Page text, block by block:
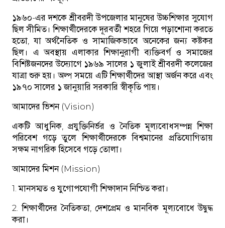
১৯৬০-এর দশকে শ্রীবরদী উপজেলার মানুষের উচ্চশিক্ষার সুযোগ
ছিল সীমিত। শিক্ষার্থীদেরকে দূরবর্তী শহরে গিয়ে পড়াশোনা করতে
হতো, যা অর্থনৈতিক ও সামাজিকভাবে অনেকের জন্য কষ্টকর
ছিল। এ অবস্থায় এলাকার শিক্ষানুরাগী ব্যক্তিবর্গ ও সমাজের
বিশিষ্টজনদের উদ্যোগে ১৯৬৯ সালের ১ জুলাই শ্রীবরদী কলেজের
যাত্রা শুরু হয়। অল্প সময়ে এটি শিক্ষার্থীদের আস্থা অর্জন করে এবং
১৯৭০ সালের ১ জানুয়ারি সরকারি স্বীকৃতি পায়।
আমাদের ভিশন (Vision)
একটি আধুনিক, প্রযুক্তিনির্ভর ও নৈতিক মূল্যবোধসম্পন্ন শিক্ষা
পরিবেশ গড়ে তুলে শিক্ষার্থীদেরকে বিশ্বমানের প্রতিযোগিতায়
সক্ষম নাগরিক হিসেবে গড়ে তোলা।
আমাদের মিশন (Mission)
1. মানসম্মত ও যুগোপযোগী শিক্ষাদান নিশ্চিত করা।
2. শিক্ষার্থীদের নৈতিকতা, দেশপ্রেম ও মানবিক মূল্যবোধে উদ্বুদ্ধ
করা।